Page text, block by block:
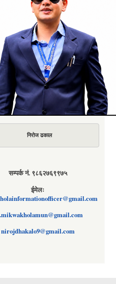
निरोज ढकाल
सम्पर्क नं. ९८६२७६९९७५
ईमेलः
nirojdhakalo9@gmail.com